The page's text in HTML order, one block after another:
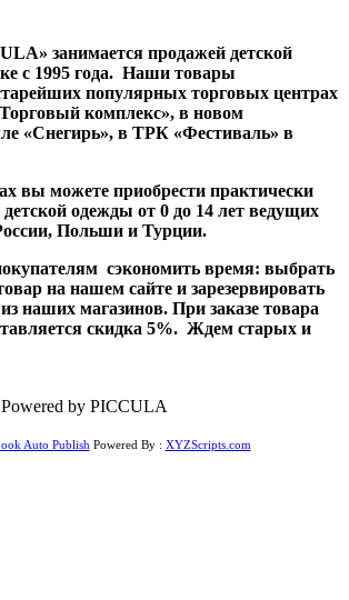
занимается продажей детской
с 1995 года. Наши товары
популярных торговых центрах
комплекс», в новом
«Снегирь», в ТРК «Фестиваль» в
вы можете приобрести практически
детской одежды от 0 до 14 лет ведущих
Польши и Турции.
сэкономить время: выбрать
на нашем сайте и зарезервировать
наших магазинов. При заказе товара
скидка 5%. Ждем старых и
by PICCULA
Auto Publish Powered By : XYZScripts.com